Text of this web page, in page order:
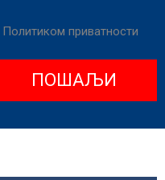
Политиком приватности
ПОШАЉИ